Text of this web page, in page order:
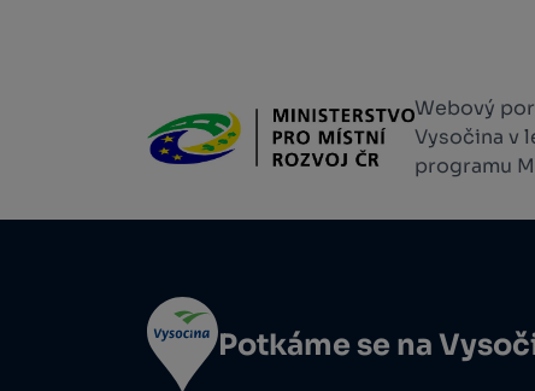
Webový
Vysočina v
programu
Potkáme se na